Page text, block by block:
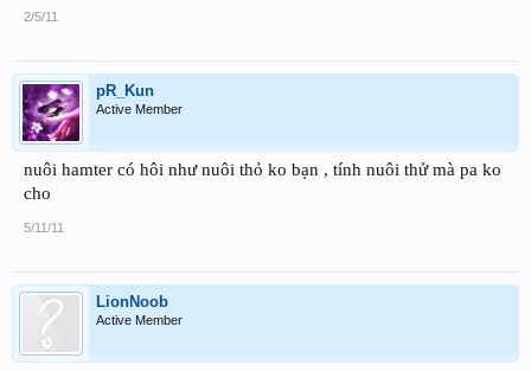
2/5/11
pR_Kun
Active Member
nuôi hamter có hôi như nuôi thỏ ko bạn , tính nuôi thử mà pa ko
cho
5/11/11
LionNoob
Active Member